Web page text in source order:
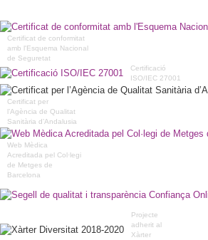
Certificat de conformitat
amb l'Esquema Nacional
de Seguretat
Certificació
ISO/IEC 27001
Certificat per
l’Agència de Qualitat
Sanitària d’Andalusia
Web Mèdica
Acreditada pel Col·legi
de Metges de
Barcelona
Projecte
adherit al
Xàrter